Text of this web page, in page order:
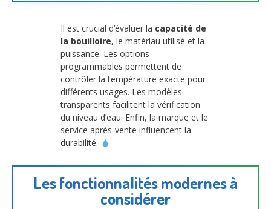
Il est crucial d’évaluer la capacité de
la bouilloire, le matériau utilisé et la
puissance. Les options
programmables permettent de
contrôler la température exacte pour
différents usages. Les modèles
transparents facilitent la vérification
du niveau d’eau. Enfin, la marque et le
service après-vente influencent la
durabilité.
Les fonctionnalités modernes à
considérer